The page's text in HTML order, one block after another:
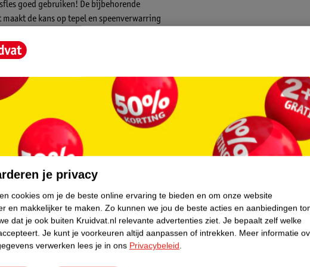
goed gebruiken! De bijbehorende
de kans op tepel en speenverwarring
komt en dat het flesje en het speentje
om heerlijk te kunnen drinken.
en heeft een langere
je privacy
cookies om je de beste online ervaring te bieden en om onze website
en makkelijker te maken. Zo kunnen we jou de beste acties en aanbiedingen
dat je ook buiten Kruidvat.nl relevante advertenties ziet. Je bepaalt zelf welke
Je kunt je voorkeuren altijd aanpassen of intrekken. Meer informatie
verwerken lees je in ons Privacybeleid.